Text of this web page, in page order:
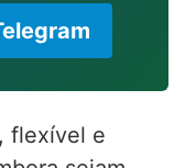
flexível e